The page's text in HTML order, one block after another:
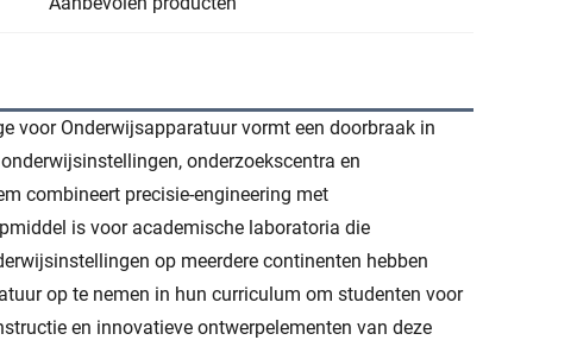
voor Onderwijsapparatuur vormt een doorbraak in
onderzoekscentra en
combineert precisie-engineering met
is voor academische laboratoria die
op meerdere continenten hebben
op te nemen in hun curriculum om studenten voor
en innovatieve ontwerpelementen van deze